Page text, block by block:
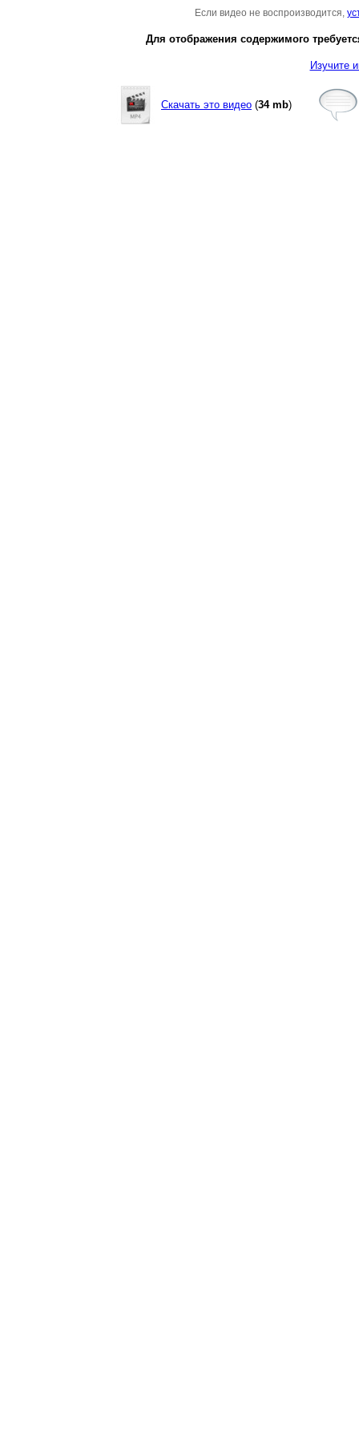
Если видео не воспроизводится,
Для отображения содержимого
Изучите
Скачать это видео (34 mb)